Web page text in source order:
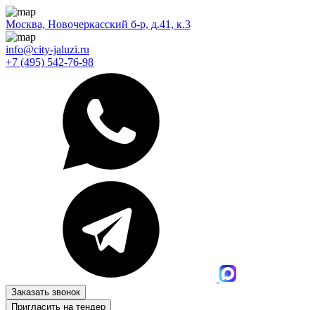
Москва, Новочеркасский б-р, д.41, к.3
info@city-jaluzi.ru
+7 (495) 542-76-98
Заказать звонок
Пригласить на тендер